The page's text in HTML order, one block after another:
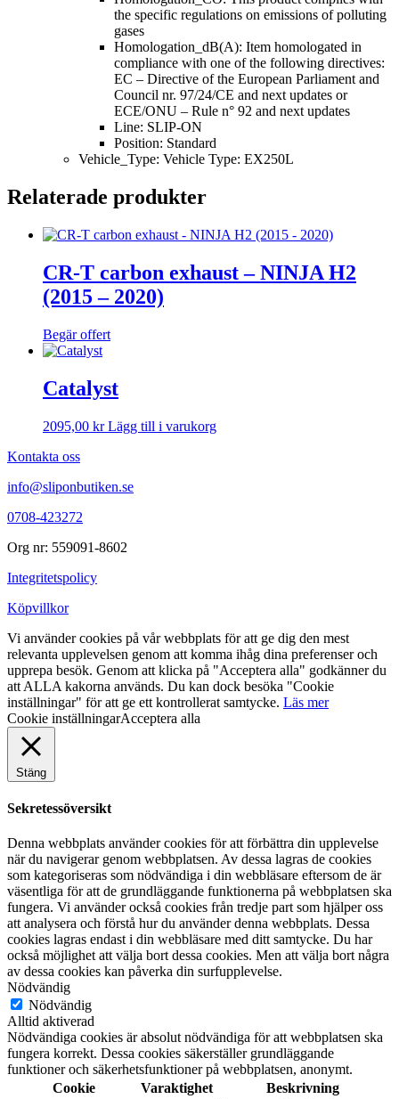
the specific regulations on emissions of polluting
gases
Homologation_dB(A): Item homologated in
compliance with one of the following directives:
EC – Directive of the European Parliament and
Council nr. 97/24/CE and next updates or
ECE/ONU – Rule n° 92 and next updates
Line: SLIP-ON
Position: Standard
Vehicle_Type: Vehicle Type: EX250L
Relaterade produkter
CR-T carbon exhaust – NINJA H2
(2015 – 2020)
Begär offert
Catalyst
2095,00 kr Lägg till i varukorg
Kontakta oss
info@sliponbutiken.se
0708-423272
Org nr: 559091-8602
Integritetspolicy
Köpvillkor
Vi använder cookies på vår webbplats för att ge dig den mest
relevanta upplevelsen genom att komma ihåg dina preferenser och
upprepa besök. Genom att klicka på "Acceptera alla" godkänner du
att ALLA kakorna används. Du kan dock besöka "Cookie
inställningar" för att ge ett kontrollerat samtycke. Läs mer
Cookie inställningarAcceptera alla
Stäng
Sekretessöversikt
Denna webbplats använder cookies för att förbättra din upplevelse
när du navigerar genom webbplatsen. Av dessa lagras de cookies
som kategoriseras som nödvändiga i din webbläsare eftersom de är
väsentliga för att de grundläggande funktionerna på webbplatsen ska
fungera. Vi använder också cookies från tredje part som hjälper oss
att analysera och förstå hur du använder denna webbplats. Dessa
cookies lagras endast i din webbläsare med ditt samtycke. Du har
också möjlighet att välja bort dessa cookies. Men att välja bort några
av dessa cookies kan påverka din surfupplevelse.
Nödvändig
Nödvändig
Alltid aktiverad
Nödvändiga cookies är absolut nödvändiga för att webbplatsen ska
fungera korrekt. Dessa cookies säkerställer grundläggande
funktioner och säkerhetsfunktioner på webbplatsen, anonymt.
Cookie
Varaktighet Beskrivning